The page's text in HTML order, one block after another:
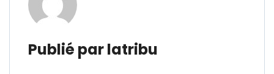
Publié par latribu